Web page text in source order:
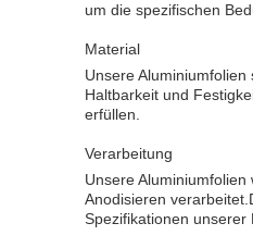
um die spezifischen
Material
Unsere
Haltbarkeit und
erfüllen.
Verarbeitung
Unsere
Anodisieren
Spezifikationen unserer